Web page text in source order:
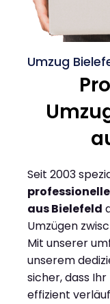
Umzug
Seit 2003
aus Bielefeld
Umzügen
Mit unserer
unserem
sicher, dass
effizient